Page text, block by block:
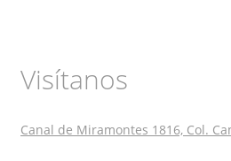
Visítanos
Canal de Miramontes 1816, Col.